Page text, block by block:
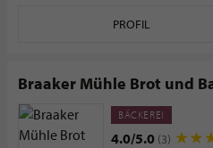
PROFIL
Braaker Mühle Brot und
BÄCKEREI
4.0/5.0 (3)